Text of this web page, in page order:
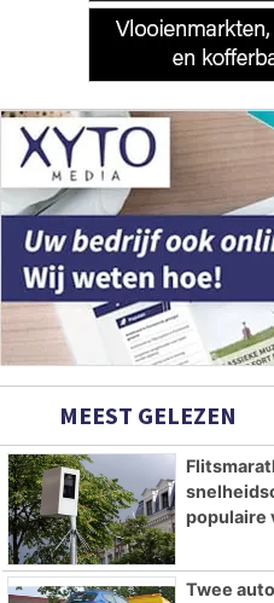
MEEST GELEZEN
populaire
Twee